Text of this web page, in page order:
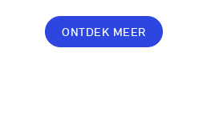
lease nog meer flexibiliteit
Premium.
ONTDEK MEER